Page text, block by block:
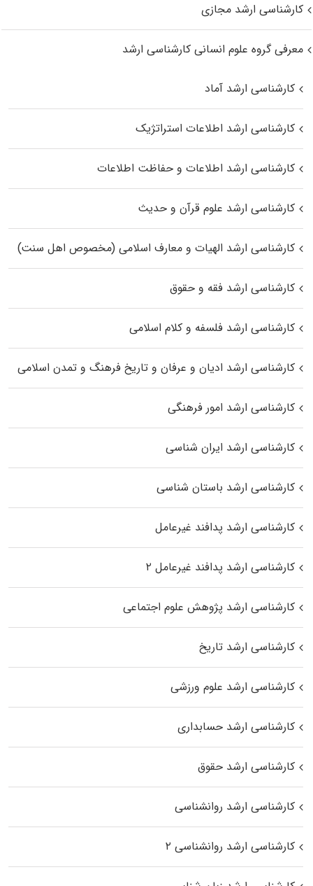
کارشناسی ارشد مجازی
معرفی گروه علوم انسانی کارشناسی ارشد
کارشناسی ارشد آماد
کارشناسی ارشد اطلاعات استراتژیک
کارشناسی ارشد اطلاعات و حفاظت اطلاعات
کارشناسی ارشد علوم قرآن و حدیث
کارشناسی ارشد الهیات و معارف اسلامی (مخصوص اهل سنت)
کارشناسی ارشد فقه و حقوق
کارشناسی ارشد فلسفه و کلام اسلامی
کارشناسی ارشد ادیان و عرفان و تاریخ فرهنگ و تمدن اسلامی
کارشناسی ارشد امور فرهنگی
کارشناسی ارشد ایران شناسی
کارشناسی ارشد باستان شناسی
کارشناسی ارشد پدافند غیرعامل
کارشناسی ارشد پدافند غیرعامل ۲
کارشناسی ارشد پژوهش علوم اجتماعی
کارشناسی ارشد تاریخ
کارشناسی ارشد علوم ورزشی
کارشناسی ارشد حسابداری
کارشناسی ارشد حقوق
کارشناسی ارشد روانشناسی
کارشناسی ارشد روانشناسی ۲